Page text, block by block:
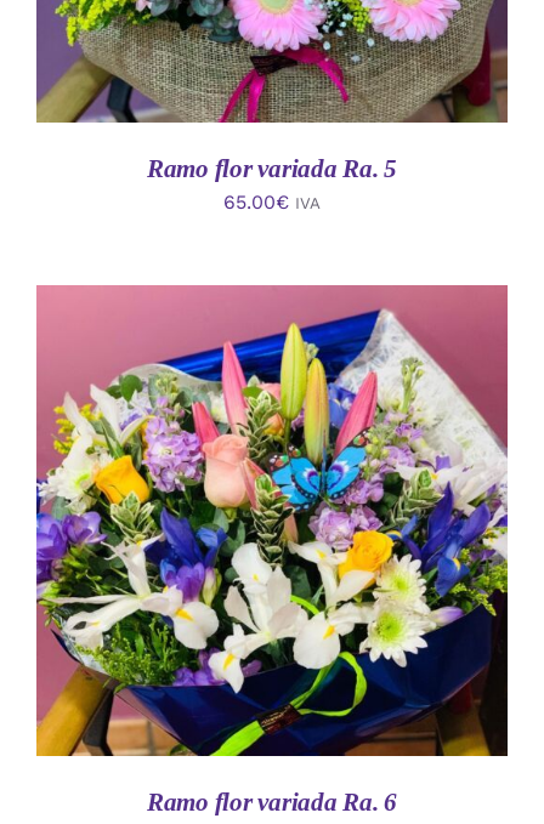
Ramo flor variada Ra. 5
65.00€ IVA
AÑADIR AL CARRITO
/
DETALLES
Ramo flor variada Ra. 6